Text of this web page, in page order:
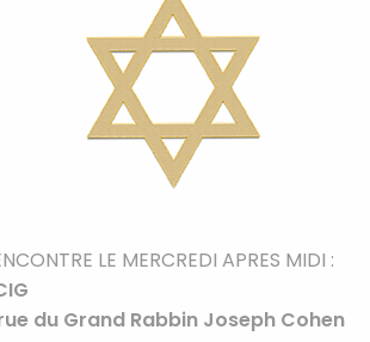
LE MERCREDI APRES MIDI :
du Grand Rabbin Joseph Cohen